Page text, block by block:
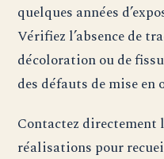
quelques années
Vérifiez l’absence de
décoloration ou de
des défauts de mise en
Contactez directement
réalisations pour